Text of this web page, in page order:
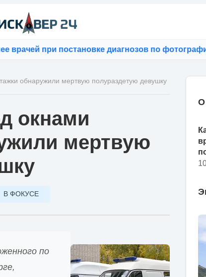
при постановке диагнозов по фотографиям⚡
обнаружили мертвую полураздетую девушку
окнами
мертвую
В ФОКУСЕ
по
О